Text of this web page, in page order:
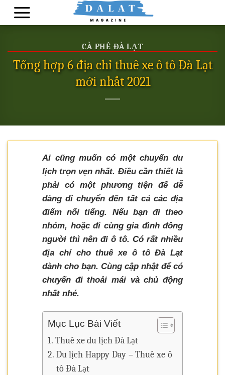
Skip
CÀ PHÊ ĐÀ LẠT
Tổng hợp 6 địa chỉ thuê xe ô tô Đà Lạt
mới nhất 2021
Ai cũng muốn có một chuyến du
lịch trọn vẹn nhất. Điều cần thiết là
phải có một phương tiện để dễ
dàng di chuyển đến tất cả các địa
điểm nổi tiếng. Nếu bạn đi theo
nhóm, hoặc đi cùng gia đình đông
người thì nên đi ô tô. Có rất nhiều
địa chỉ cho thuê xe ô tô Đà Lạt
dành cho bạn. Cùng cập nhật để có
chuyến đi thoải mái và chủ động
nhất nhé.
Mục Lục Bài Viết
Thuê xe du lịch Đà Lạt
Du lịch Happy Day – Thuê xe ô
tô Đà Lạt